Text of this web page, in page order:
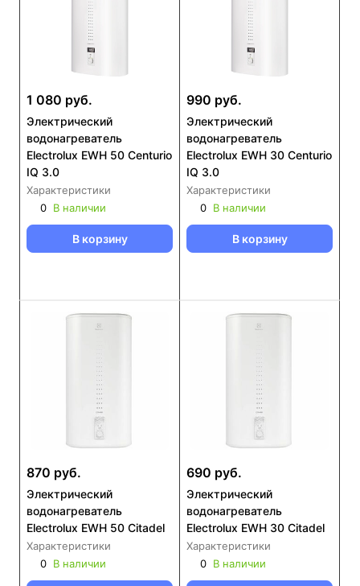
1 080 руб.
Электрический
водонагреватель
Electrolux EWH 50 Centurio
IQ 3.0
Характеристики
0 В наличии
В корзину
990 руб.
Электрический
водонагреватель
Electrolux EWH 30 Centurio
IQ 3.0
Характеристики
0 В наличии
В корзину
870 руб.
Электрический
водонагреватель
Electrolux EWH 50 Citadel
Характеристики
0 В наличии
690 руб.
Электрический
водонагреватель
Electrolux EWH 30 Citadel
Характеристики
0 В наличии